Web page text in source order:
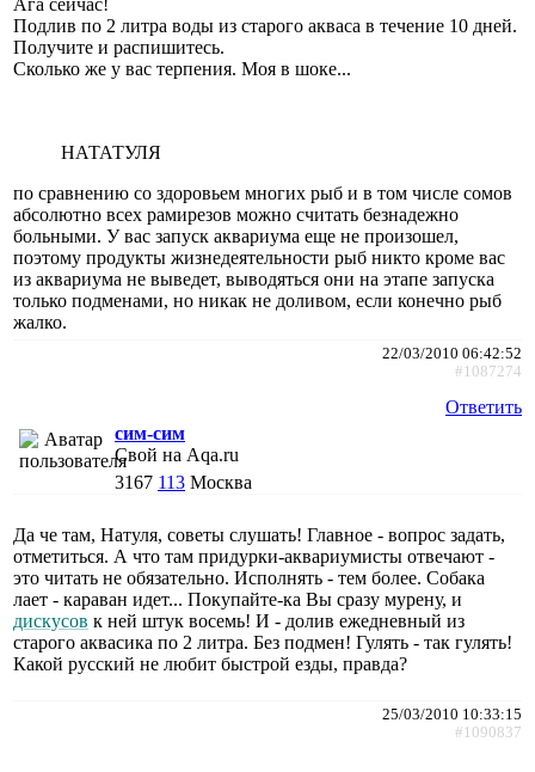
Подлив по 2 литра воды из старого акваса в течение 10 дней.
Получите и распишитесь.
Сколько же у вас терпения. Моя в шоке...
НАТАТУЛЯ
по сравнению со здоровьем многих рыб и в том числе сомов
абсолютно всех рамирезов можно считать безнадежно
больными. У вас запуск аквариума еще не произошел,
поэтому продукты жизнедеятельности рыб никто кроме вас
из аквариума не выведет, выводяться они на этапе запуска
только подменами, но никак не доливом, если конечно рыб
жалко.
22/03/2010 06:42:52
#1087274
Ответить
сим-сим
Свой на Aqa.ru
3167 113 Москва
Да че там, Натуля, советы слушать! Главное - вопрос задать,
отметиться. А что там придурки-аквариумисты отвечают -
это читать не обязательно. Исполнять - тем более. Собака
лает - караван идет... Покупайте-ка Вы сразу мурену, и
дискусов к ней штук восемь! И - долив ежедневный из
старого аквасика по 2 литра. Без подмен! Гулять - так гулять!
Какой русский не любит быстрой езды, правда?
25/03/2010 10:33:15
#1090837